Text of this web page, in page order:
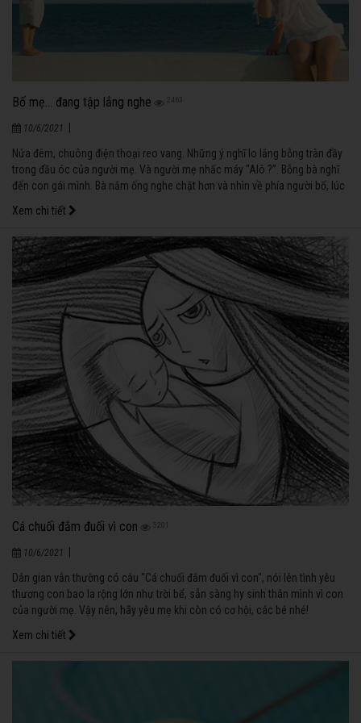
Bố mẹ… đang tập lắng nghe 2463
10/6/2021
Nửa đêm, chuông điện thoại reo vang. Những ý nghĩ lo lắng bỗng tràn đầy
trong đầu óc của người mẹ. Và người mẹ nhấc máy “Alô ?”. Bỗng bà nghĩ
đến con gái mình. Bà nắm ống nghe chặt hơn và nhìn về phía người bố, lúc
Xem chi tiết
Cá chuối đắm đuối vì con
10/6/2021
Dân gian vẫn thường có câu "Cá chuối đắm đuối vì con", nói lên tình yêu
thương con bao la rộng lớn như trời bể, sẵn sàng hy sinh thân mình vì con
của người mẹ. Vậy nên, hãy yêu mẹ khi còn có cơ hội, các bé nhé!
Xem chi tiết